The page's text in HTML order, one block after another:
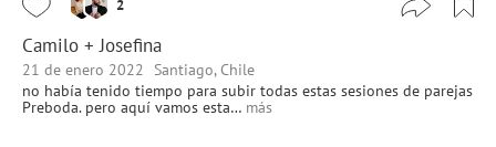
2
Camilo + Josefina
21 de enero 2022
Santiago, Chile
no había tenido tiempo para subir todas estas sesiones de parejas
Preboda. pero aquí vamos esta… más